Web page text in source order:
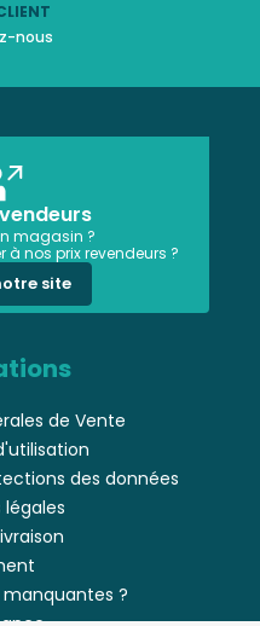
nous
magasin ?
nos prix revendeurs ?
site
de Vente
des données
légales
manquantes ?